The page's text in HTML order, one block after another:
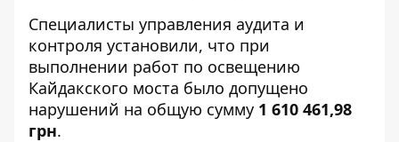
Специалисты управления аудита и
контроля установили, что при
выполнении работ по освещению
Кайдакского моста было допущено
нарушений на общую сумму 1 610 461,98
грн.